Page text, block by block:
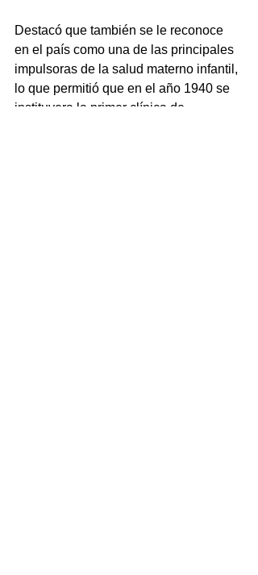
Destacó que también se le reconoce
en el país como una de las principales
impulsoras de la salud materno infantil,
lo que permitió que en el año 1940 se
instituyera la primer clínica de